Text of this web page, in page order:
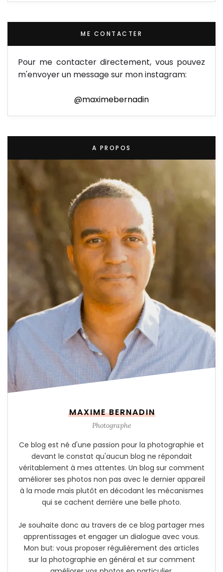
ME CONTACTER
Pour me contacter directement, vous pouvez
m'envoyer un message sur mon instagram:
@maximebernadin
A PROPOS
MAXIME BERNADIN
Photographe
Ce blog est né d'une passion pour la photographie et
devant le constat qu'aucun blog ne répondait
véritablement à mes attentes. Un blog sur comment
améliorer ses photos non pas avec le dernier appareil
à la mode mais plutôt en décodant les mécanismes
qui se cachent derrière une belle photo.
Je souhaite donc au travers de ce blog partager mes
apprentissages et engager un dialogue avec vous.
Mon but: vous proposer régulièrement des articles
sur la photographie en général et sur comment